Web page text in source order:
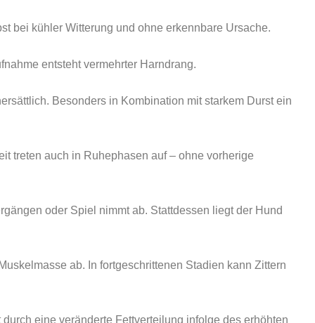
bei kühler Witterung und ohne erkennbare Ursache.
entsteht vermehrter Harndrang.
Besonders in Kombination mit starkem Durst ein
treten auch in Ruhephasen auf – ohne vorherige
oder Spiel nimmt ab. Stattdessen liegt der Hund
ab. In fortgeschrittenen Stadien kann Zittern
eine veränderte Fettverteilung infolge des erhöhten